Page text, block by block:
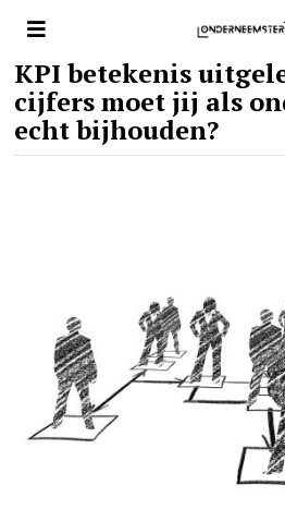
KPI betekenis
cijfers moet jij als
echt bijhouden?